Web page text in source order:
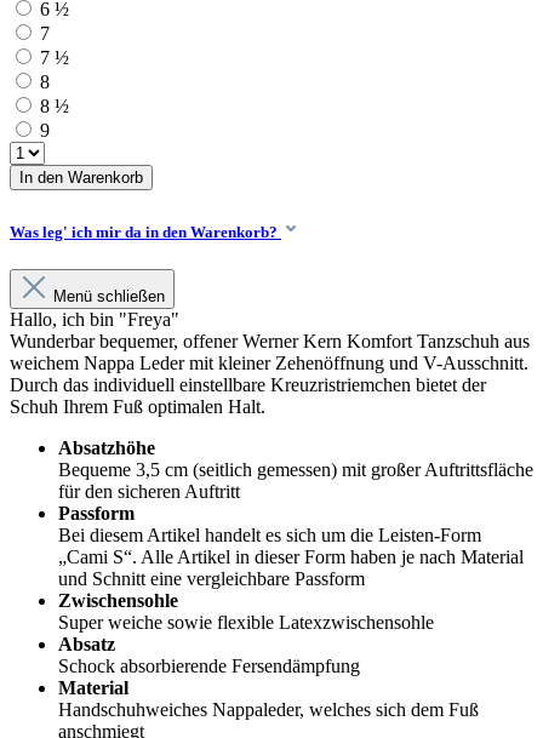
6 ½
7
7 ½
8
8 ½
9
In den Warenkorb
Was leg' ich mir da in den Warenkorb?
Menü schließen
Hallo, ich bin "Freya"
Wunderbar bequemer, offener Werner Kern Komfort Tanzschuh aus
weichem Nappa Leder mit kleiner Zehenöffnung und V-Ausschnitt.
Durch das individuell einstellbare Kreuzristriemchen bietet der
Schuh Ihrem Fuß optimalen Halt.
Absatzhöhe
Bequeme 3,5 cm (seitlich gemessen) mit großer Auftrittsfläche
für den sicheren Auftritt
Passform
Bei diesem Artikel handelt es sich um die Leisten-Form
„Cami S“. Alle Artikel in dieser Form haben je nach Material
und Schnitt eine vergleichbare Passform
Zwischensohle
Super weiche sowie flexible Latexzwischensohle
Absatz
Schock absorbierende Fersendämpfung
Material
Handschuhweiches Nappaleder, welches sich dem Fuß
anschmiegt